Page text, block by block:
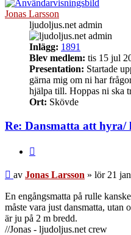
Jonas Larsson
ljudoljus.net admin
Inlägg: 1891
Blev medlem: tis 15 jul
Presentation: Startade
gärna mig om ni har
hjälpa till. Hoppas ni ska
Ort: Skövde
Re: Dansmatta att hyra/
Inlägg
av Jonas Larsson » lör 21
En engångsmatta på rulle
måste vara just dansmatta, utan
är ju på 2 m bredd.
//Jonas - ljudoljus.net crew